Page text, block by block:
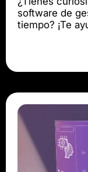
software de
tiempo? ¡Te